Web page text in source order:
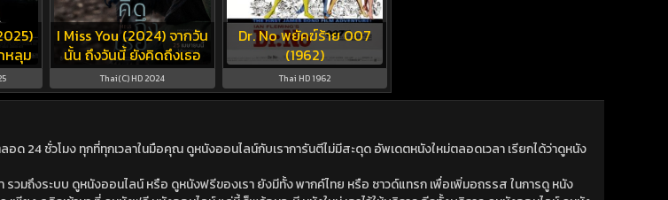
หลุม
I Miss You (2024) จากวัน
นั้น ถึงวันนี้ ยังคิดถึงเธอ
Thai(C) HD 2024
Dr. No พยัคฆ์ร้าย 007
(1962)
Thai HD 1962
24 ชั่วโมง ทุกที่ทุกเวลาในมือคุณ ดูหนังออนไลน์กับเราการันตีไม่มีสะดุด อัพเดตหนังใหม่ตลอดเวลา เรียกได้ว่าดูหนัง
วมถึงระบบ ดูหนังออนไลน์ หรือ ดูหนังฟรีของเรา ยังมีทั้ง พากค์ไทย หรือ ซาวด์แทรก เพื่อเพิ่มอถรรส ในการดู หนัง